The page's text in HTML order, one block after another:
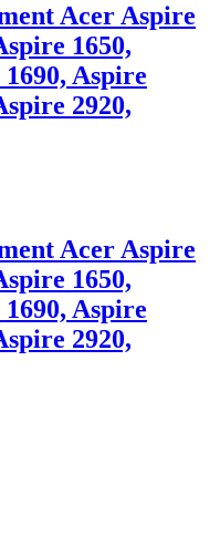
Acer Aspire
1650,
Aspire
2920,
Acer Aspire
1650,
Aspire
2920,